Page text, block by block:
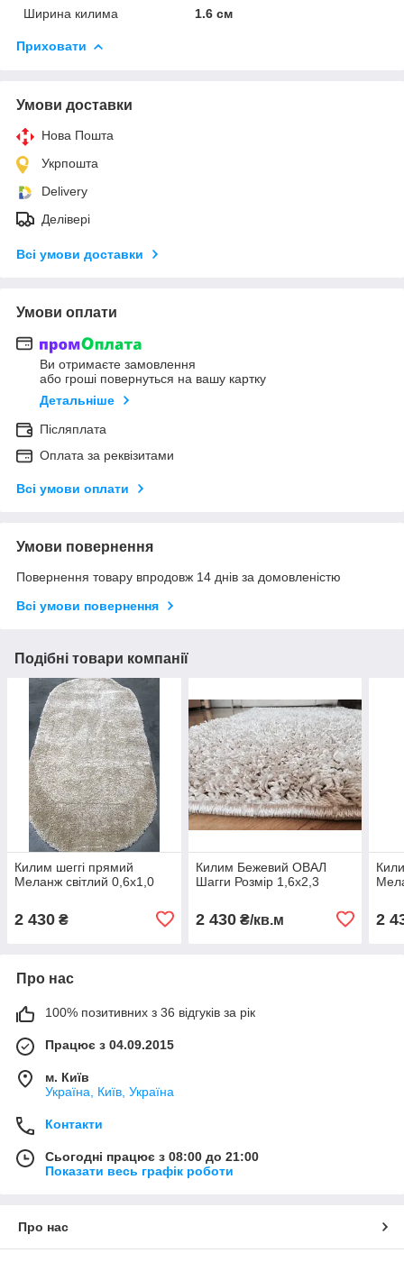
Ширина килима
1.6 см
Приховати
Умови доставки
Нова Пошта
Укрпошта
Delivery
Делівері
Всі умови доставки
Умови оплати
Ви отримаєте замовлення
або гроші повернуться на вашу картку
Детальніше
Післяплата
Оплата за реквізитами
Всі умови оплати
Умови повернення
Повернення товару впродовж 14 днів за домовленістю
Всі умови повернення
Подібні товари компанії
Килим шеггі прямий
Меланж світлий 0,6х1,0
2 430 ₴
Килим Бежевий ОВАЛ
Шагги Розмір 1,6х2,3
2 430₴/кв.м 2
Про нас
100% позитивних з 36 відгуків за рік
Працює з 04.09.2015
м. Київ
Україна, Київ, Україна
Контакти
Сьогодні працює з 08:00 до 21:00
Показати весь графік роботи
Про нас